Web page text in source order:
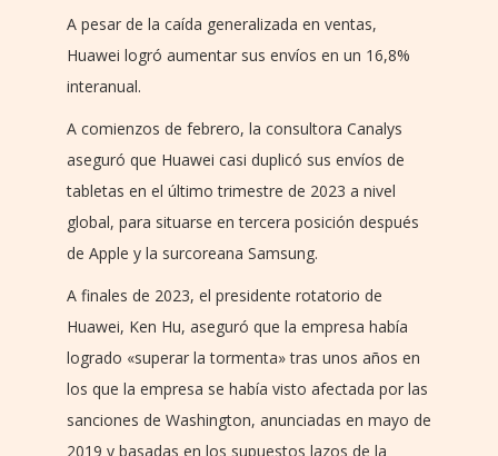
A pesar de la caída generalizada en ventas,
Huawei logró aumentar sus envíos en un 16,8%
interanual.
A comienzos de febrero, la consultora Canalys
aseguró que Huawei casi duplicó sus envíos de
tabletas en el último trimestre de 2023 a nivel
global, para situarse en tercera posición después
de Apple y la surcoreana Samsung.
A finales de 2023, el presidente rotatorio de
Huawei, Ken Hu, aseguró que la empresa había
logrado «superar la tormenta» tras unos años en
los que la empresa se había visto afectada por las
sanciones de Washington, anunciadas en mayo de
2019 y basadas en los supuestos lazos de la